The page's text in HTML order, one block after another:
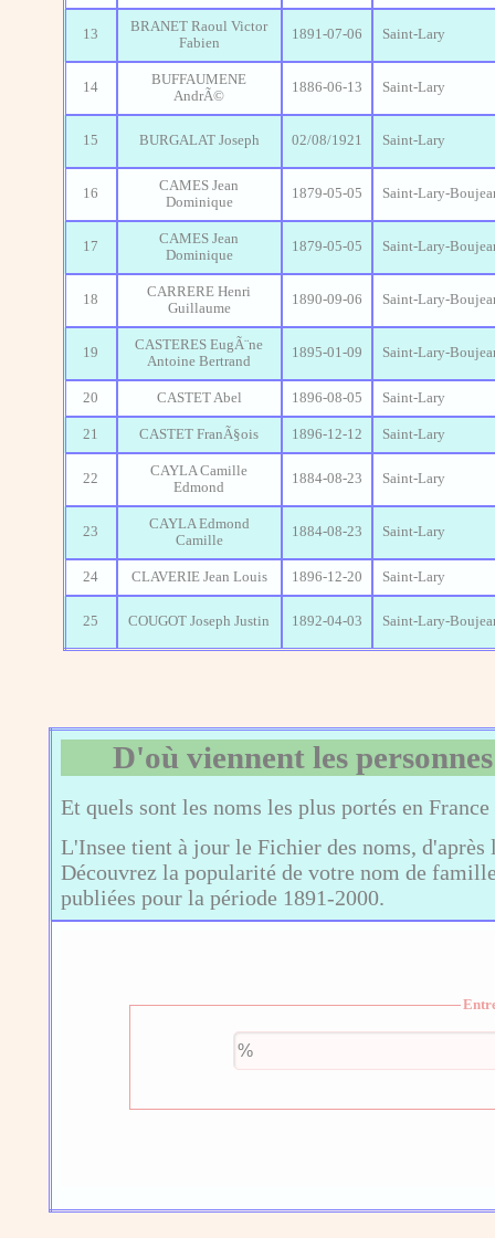
13
BRANET Raoul Victor
Fabien
1891-07-06 Saint-Lary
14
BUFFAUMENE
AndrÃ©
1886-06-13 Saint-Lary
15 BURGALAT Joseph 02/08/1921 Saint-Lary
16
CAMES Jean
Dominique
1879-05-05 Saint-Lary-
17
CAMES Jean
Dominique
1879-05-05 Saint-Lary-
18
CARRERE Henri
Guillaume
1890-09-06 Saint-Lary-
19
CASTERES EugÃ¨ne
Antoine Bertrand
1895-01-09 Saint-Lary-
20 CASTET Abel 1896-08-05 Saint-Lary
21 CASTET FranÃ§ois 1896-12-12 Saint-Lary
22
CAYLA Camille
Edmond
1884-08-23 Saint-Lary
23
CAYLA Edmond
Camille
1884-08-23 Saint-Lary
24 CLAVERIE Jean Louis 1896-12-20 Saint-Lary
25 COUGOT Joseph Justin 1892-04-03 Saint-Lary-
D'où viennent les
Et quels sont les noms les plus portés en
L'Insee tient à jour le Fichier des noms,
Découvrez la popularité de votre nom de
publiées pour la période 1891-2000.